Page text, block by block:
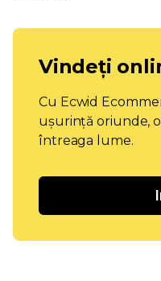
Vindeți
Cu Ecwid
ușurință oriunde,
întreaga lume.